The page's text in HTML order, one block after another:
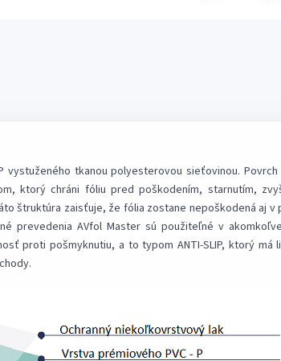
vystuženého tkanou polyesterovou sieťovinou.
ktorý chráni fóliu pred poškodením, starnutím,
štruktúra zaisťuje, že fólia zostane nepoškodená aj v
prevedenia AVfol Master sú použiteľné v
proti pošmyknutiu, a to typom ANTI-SLIP, ktorý má